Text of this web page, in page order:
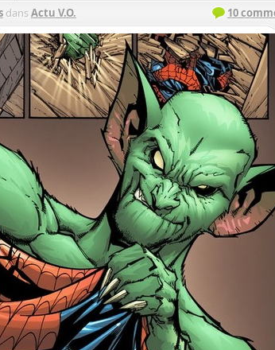
dansActu V.O. 10